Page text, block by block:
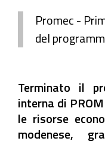
Promec -
del
Terminato il
interna di
le risorse
modenese,